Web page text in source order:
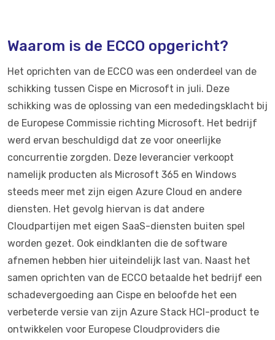
Waarom is de ECCO opgericht?
Het oprichten van de ECCO was een onderdeel van de
schikking tussen Cispe en Microsoft in juli. Deze
schikking was de oplossing van een mededingsklacht bij
de Europese Commissie richting Microsoft. Het bedrijf
werd ervan beschuldigd dat ze voor oneerlijke
concurrentie zorgden. Deze leverancier verkoopt
namelijk producten als Microsoft 365 en Windows
steeds meer met zijn eigen Azure Cloud en andere
diensten. Het gevolg hiervan is dat andere
Cloudpartijen met eigen SaaS-diensten buiten spel
worden gezet. Ook eindklanten die de software
afnemen hebben hier uiteindelijk last van. Naast het
samen oprichten van de ECCO betaalde het bedrijf een
schadevergoeding aan Cispe en beloofde het een
verbeterde versie van zijn Azure Stack HCI-product te
ontwikkelen voor Europese Cloudproviders die